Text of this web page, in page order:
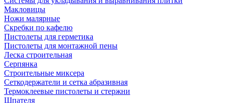
Макловицы
Ножи малярные
Скребки по кафелю
Пистолеты для герметика
Пистолеты для монтажной пены
Леска строительная
Серпянка
Строительные миксера
Сеткодержатели и сетка абразивная
Термоклеевые пистолеты и стержни
Шпателя